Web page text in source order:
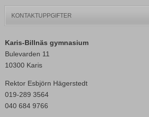
KONTAKTUPPGIFTER
Karis-Billnäs gymnasium
Bulevarden 11
10300 Karis
Rektor Esbjörn Hägerstedt
019-289 3564
040 684 9766